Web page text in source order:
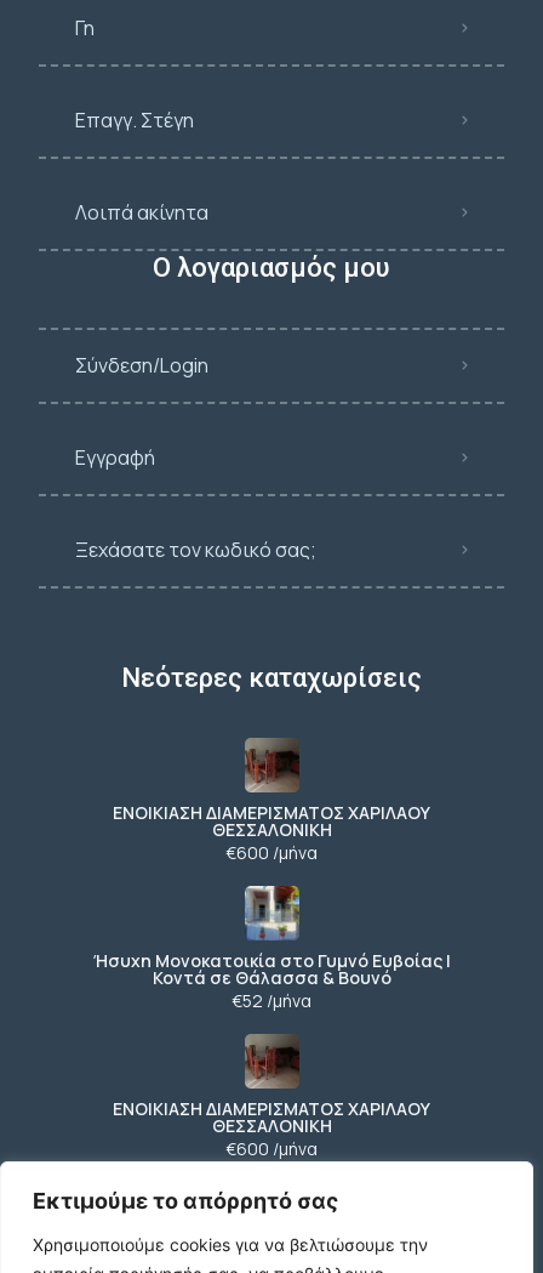
Εκτιμούμε το απόρρητό σας
Χρησιμοποιούμε cookies για να βελτιώσουμε την
Γη
Επαγγ. Στέγη
Λοιπά ακίνητα
Ο λογαριασμός μου
Σύνδεση/Login
Εγγραφή
Ξεχάσατε τον κωδικό σας;
Νεότερες καταχωρίσεις
ΕΝΟΙΚΙΑΣΗ ΔΙΑΜΕΡΙΣΜΑΤΟΣ ΧΑΡΙΛΑΟΥ
ΘΕΣΣΑΛΟΝΙΚΗ
€600 /μήνα
Ήσυχη Μονοκατοικία στο Γυμνό Ευβοίας |
Κοντά σε Θάλασσα & Βουνό
€52 /μήνα
ΕΝΟΙΚΙΑΣΗ ΔΙΑΜΕΡΙΣΜΑΤΟΣ ΧΑΡΙΛΑΟΥ
ΘΕΣΣΑΛΟΝΙΚΗ
€600 /μήνα
Κωδικος ακινητου Μ480 καταστημα στον